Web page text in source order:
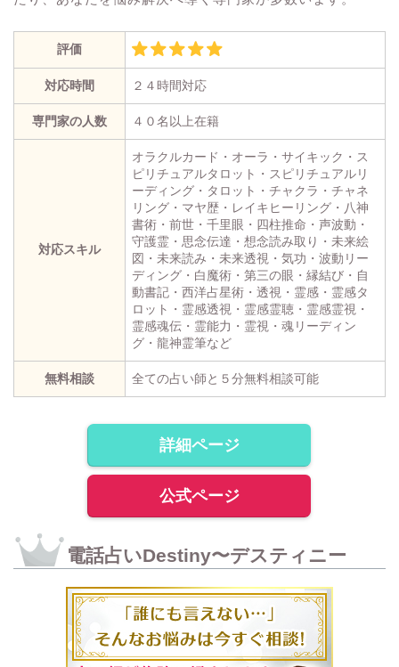
評価
対応時間 ２４時間対応
専門家の人数 ４０名以上在籍
対応スキル
オラクルカード・オーラ・サイキック・ス
ピリチュアルタロット・スピリチュアルリ
ーディング・タロット・チャクラ・チャネ
リング・マヤ歴・レイキヒーリング・八神
書術・前世・千里眼・四柱推命・声波動・
守護霊・思念伝達・想念読み取り・未来絵
図・未来読み・未来透視・気功・波動リー
ディング・白魔術・第三の眼・縁結び・自
動書記・西洋占星術・透視・霊感・霊感タ
ロット・霊感透視・霊感霊聴・霊感霊視・
霊感魂伝・霊能力・霊視・魂リーディン
グ・龍神霊筆など
無料相談 全ての占い師と５分無料相談可能
詳細ページ
公式ページ
電話占いDestiny〜デスティニー